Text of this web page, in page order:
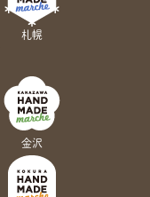
札幌
金沢